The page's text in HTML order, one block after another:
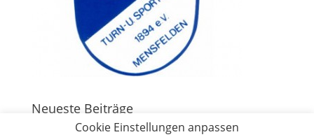
Neueste Beiträge
130 Jahre Bergturnfest auf dem Mensfelder Kopf
Cookie Einstellungen anpassen